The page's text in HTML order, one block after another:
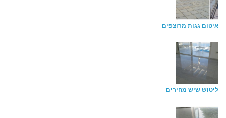
איטום גגות מרוצפים
ליטוש שיש מחירים